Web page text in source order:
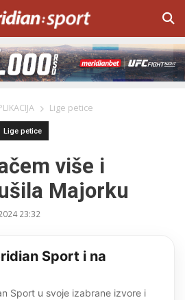
Lige petice
Lige petice
više i
Majorku
23:32
Sport i na
Sport u svoje izabrane izvore i